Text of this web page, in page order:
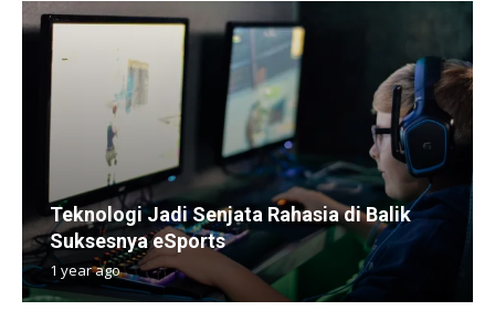
Teknologi Jadi Senjata Rahasia di Balik
Suksesnya eSports
1 year ago